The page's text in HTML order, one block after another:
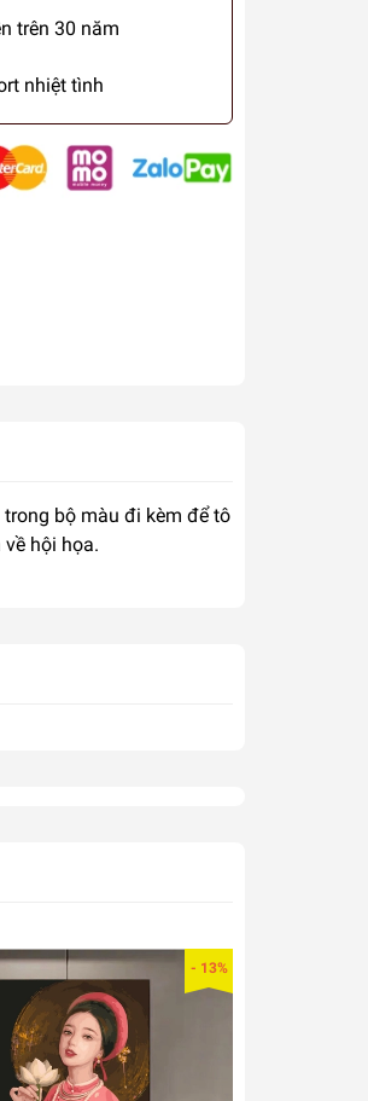
trên 30 năm
nhiệt tình
bộ màu đi kèm để tô
hội họa.
- 13%